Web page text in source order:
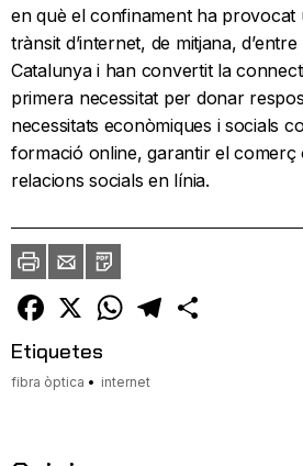
en què el confinament ha provocat
trànsit d’internet, de mitjana,
Catalunya i han convertit la
primera necessitat per donar
necessitats econòmiques i socials
formació online, garantir el comerç
relacions socials en línia.
ImprimirEnvia
un
amic
PDF
Facebook
X WhatsAppTelegram
Etiquetes
fibra òptica internet